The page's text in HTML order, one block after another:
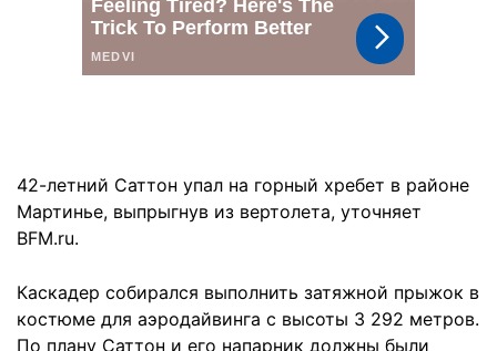
42-летний Саттон упал на горный хребет в районе
Мартинье, выпрыгнув из вертолета, уточняет
BFM.ru.
Каскадер собирался выполнить затяжной прыжок в
костюме для аэродайвинга с высоты 3 292 метров.
По плану Саттон и его напарник должны были